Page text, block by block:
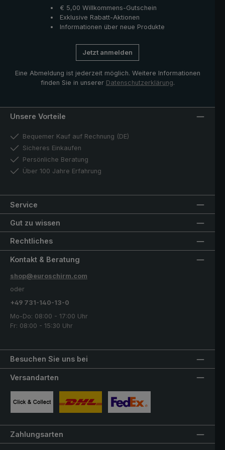
€ 5,00 Willkommens-Gutschein
Exklusive Rabatt-Aktionen
Informationen über neue Produkte
Jetzt anmelden
Eine Abmeldung ist jederzeit möglich. Weitere Informationen
finden Sie in unserer Datenschutzerklärung.
Unsere Vorteile
Bequemer Kauf auf Rechnung (DE)
Sicheres Einkaufen
Persönliche Beratung
Über 100 Jahre Erfahrung
Service
Gut zu wissen
Rechtliches
Besuchen Sie uns bei
Kontakt & Beratung
shop@euroschirm.com
oder
+49 731-140-13-0
Mo-Do: 08:00 - 17:00 Uhr
Fr: 08:00 - 15:30 Uhr
Versandarten
Zahlungsarten